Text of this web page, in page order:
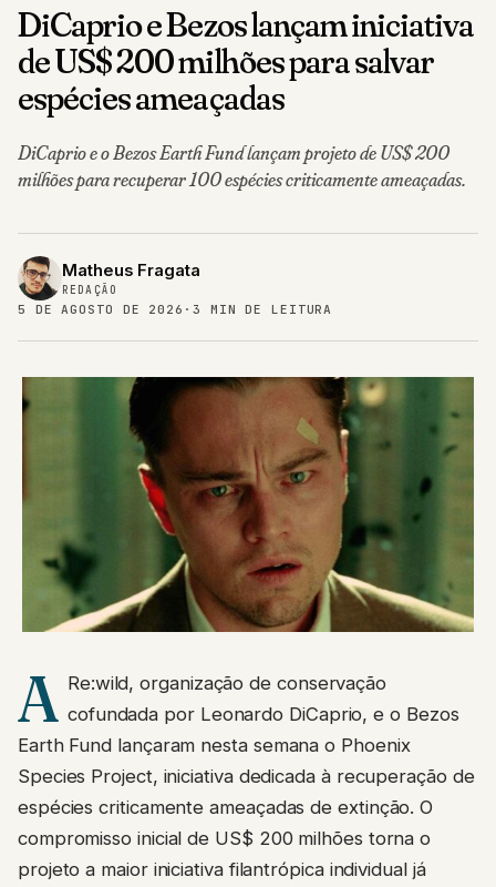
DiCaprio e Bezos lançam iniciativa
de US$ 200 milhões para salvar
espécies ameaçadas
DiCaprio e o Bezos Earth Fund lançam projeto de US$ 200
milhões para recuperar 100 espécies criticamente ameaçadas.
Matheus Fragata
REDAÇÃO
5 DE AGOSTO DE 2026 · 3 MIN DE LEITURA
A Re:wild, organização de conservação
cofundada por Leonardo DiCaprio, e o Bezos
Earth Fund lançaram nesta semana o Phoenix
Species Project, iniciativa dedicada à recuperação de
espécies criticamente ameaçadas de extinção. O
compromisso inicial de US$ 200 milhões torna o
projeto a maior iniciativa filantrópica individual já